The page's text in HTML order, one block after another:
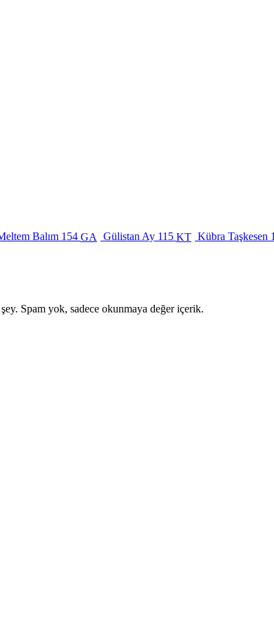
Balım 154 GA Gülistan Ay 115 KT Kübra Taşkesen
Spam yok, sadece okunmaya değer içerik.